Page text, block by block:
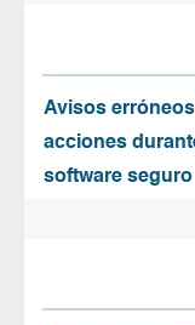
Avisos
acciones
software seguro